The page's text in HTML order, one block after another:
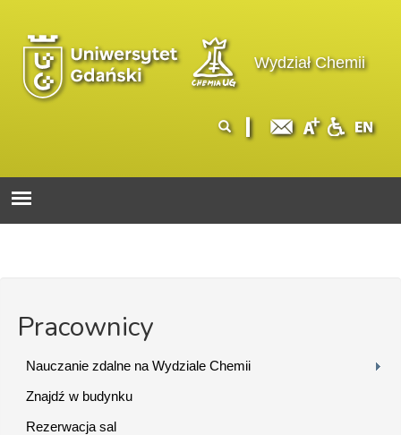
Wydział Chemii
wyszukiwania
Pracownicy
Nauczanie zdalne na Wydziale Chemii
Znajdź w budynku
Rezerwacja sal